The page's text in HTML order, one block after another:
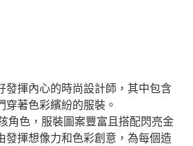
發揮內心的時尚設計師，其中包含
著色彩繽紛的服裝。
角色，服裝圖案豐富且搭配閃亮金
發揮想像力和色彩創意，為每個造